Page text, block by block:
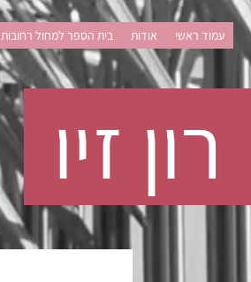
Skip
to
content
עמוד ראשי אודות בית הספר למחול רחובות
רון זיו